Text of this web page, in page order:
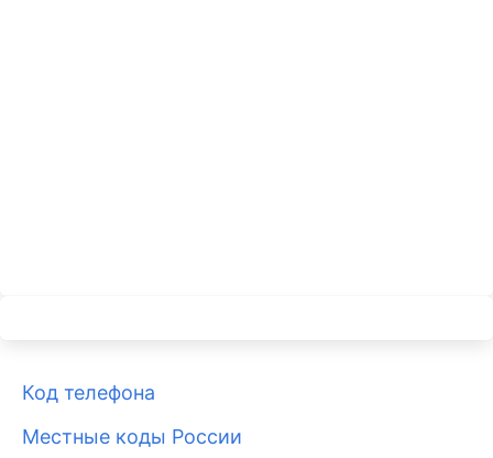
Код телефона
Местные коды России